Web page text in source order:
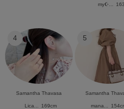
my☪︎...
4
Samantha Thavasa
Lica... 169cm
5
Samantha
mana...